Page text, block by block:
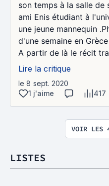
son temps à la salle
ami Enis étudiant à
une jeune mannequin
d'une semaine en
A partir de là le récit
Lire la critique
le 8 sept. 2020
1 j'aime
417
VOIR LES
LISTES